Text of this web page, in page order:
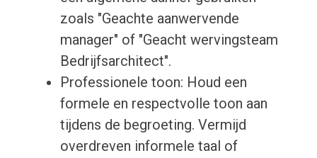
zoals "Geachte aanwervende
manager" of "Geacht wervingsteam
Bedrijfsarchitect".
Professionele toon: Houd een
formele en respectvolle toon aan
tijdens de begroeting. Vermijd
overdreven informele taal of